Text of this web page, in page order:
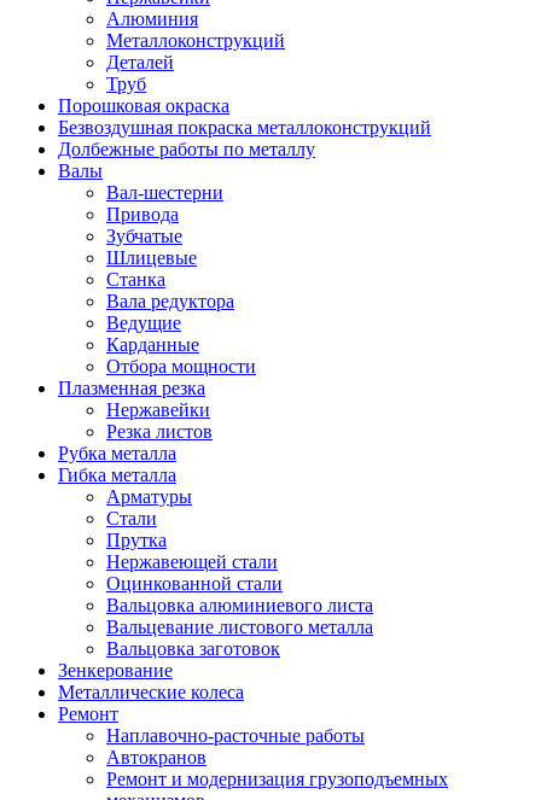
Алюминия
Металлоконструкций
Деталей
Труб
Порошковая окраска
Безвоздушная покраска металлоконструкций
Долбежные работы по металлу
Валы
Вал-шестерни
Привода
Зубчатые
Шлицевые
Станка
Вала редуктора
Ведущие
Карданные
Отбора мощности
Плазменная резка
Нержавейки
Резка листов
Рубка металла
Гибка металла
Арматуры
Стали
Прутка
Нержавеющей стали
Оцинкованной стали
Вальцовка алюминиевого листа
Вальцевание листового металла
Вальцовка заготовок
Зенкерование
Металлические колеса
Ремонт
Наплавочно-расточные работы
Автокранов
Ремонт и модернизация грузоподъемных